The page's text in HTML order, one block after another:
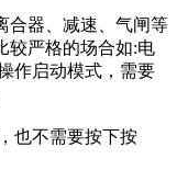
合器、减速、气闸等
较严格的场合如:电
作启动模式，需要
也不需要按下按